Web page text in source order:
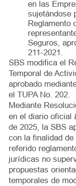
en las
sujetándose
Reglamento
Seguros,
211-2021.
SBS modifica el
Temporal de
aprobado
el TUPA No. 202.
Mediante
en el diario oficial
de 2025, la SBS
con la finalidad
referido
jurídicas no
propuestas
temporales de